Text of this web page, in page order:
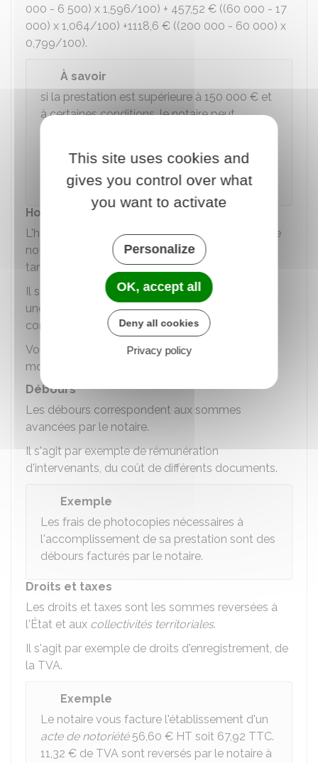
000 - 6 500) x 1,596/100) + 457,52 € ((60 000 - 17
000) x 1,064/100) +1118,6 € ((200 000 - 60 000) x
0,799/100).
À savoir
si la prestation est supérieure à 150 000 € et
à certaines conditions, le notaire peut
remise doit profiter à tous ses clients de la
même manière.
Honoraire
L'honoraire correspond à la somme perçue par le
notaire en contrepartie d'une prestation dont le
tarif n'est pas réglementé.
Il s'agit par exemple d'une consultation juridique,
une vente d'un fonds de commerce, un bail
commercial.
Vous déterminez librement avec le notaire le
montant de l'honoraire.
Débours
Les débours correspondent aux sommes
avancées par le notaire.
Il s'agit par exemple de rémunération
d'intervenants, du coût de différents documents.
Exemple
Les frais de photocopies nécessaires à
l'accomplissement de sa prestation sont des
débours facturés par le notaire.
Droits et taxes
Les droits et taxes sont les sommes reversées à
l'État et aux collectivités territoriales.
Il s'agit par exemple de droits d'enregistrement, de
la TVA.
Exemple
Le notaire vous facture l'établissement d'un
acte de notoriété 56,60 € HT soit 67,92 TTC.
11,32 € de TVA sont reversés par le notaire à
This site uses cookies and
gives you control over what
you want to activate
Personalize
OK, accept all
Deny all cookies
Privacy policy